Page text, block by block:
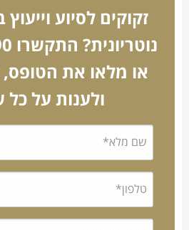
זקוקים לסיוע
או מלאו את
ולענות על